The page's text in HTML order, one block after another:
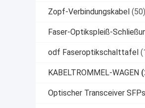
Zopf-Verbindungskabel (50)
Faser-Optikspleiß-
odf Faseroptikschalttafel
KABELTROMMEL-WAGEN
Optischer Transceiver SFPs